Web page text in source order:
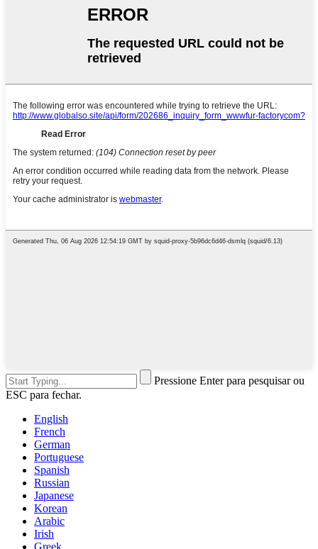
Pressione Enter para pesquisar ou
ESC para fechar.
English
French
German
Portuguese
Spanish
Russian
Japanese
Korean
Arabic
Irish
Greek